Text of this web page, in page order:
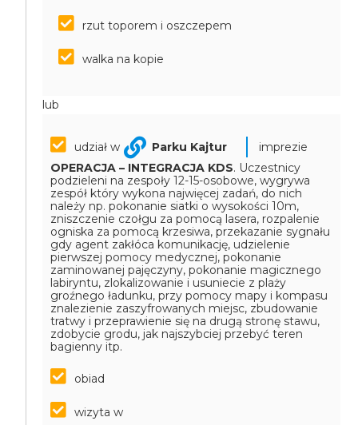
rzut toporem i oszczepem
walka na kopie
lub
udział w Parku Kajtur
imprezie
OPERACJA – INTEGRACJA KDS. Uczestnicy
podzieleni na zespoły 12-15-osobowe, wygrywa
zespół który wykona najwięcej zadań, do nich
należy np. pokonanie siatki o wysokości 10m,
zniszczenie czołgu za pomocą lasera, rozpalenie
ogniska za pomocą krzesiwa, przekazanie sygnału
gdy agent zakłóca komunikację, udzielenie
pierwszej pomocy medycznej, pokonanie
zaminowanej pajęczyny, pokonanie magicznego
labiryntu, zlokalizowanie i usuniecie z plaży
groźnego ładunku, przy pomocy mapy i kompasu
znalezienie zaszyfrowanych miejsc, zbudowanie
tratwy i przeprawienie się na drugą stronę stawu,
zdobycie grodu, jak najszybciej przebyć teren
bagienny itp.
obiad
wizyta w